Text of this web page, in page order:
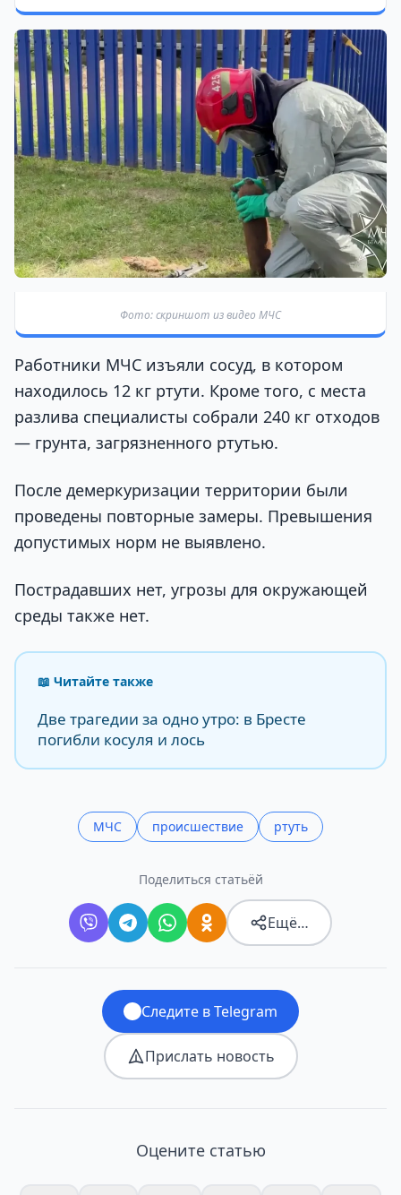
Фото: скриншот из видео МЧС
Работники МЧС изъяли сосуд, в котором
находилось 12 кг ртути. Кроме того, с места
разлива специалисты собрали 240 кг отходов
— грунта, загрязненного ртутью.
После демеркуризации территории были
проведены повторные замеры. Превышения
допустимых норм не выявлено.
Пострадавших нет, угрозы для окружающей
среды также нет.
📖 Читайте также
Две трагедии за одно утро: в Бресте
погибли косуля и лось
МЧС происшествие ртуть
Поделиться статьёй
Ещё…
Следите в Telegram
Прислать новость
Оцените статью